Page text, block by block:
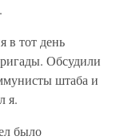
в тот день
Обсудили
штаба и
я.
было